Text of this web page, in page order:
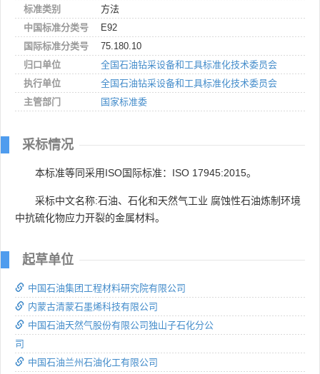
标准类别
方法
中国标准分类号
E92
国际标准分类号
75.180.10
归口单位
全国石油钻采设备和工具标准化技术委员会
执行单位
全国石油钻采设备和工具标准化技术委员会
主管部门
国家标准委
采标情况
本标准等同采用ISO国际标准：ISO 17945:2015。
采标中文名称:石油、石化和天然气工业 腐蚀性石油炼制环境
中抗硫化物应力开裂的金属材料。
起草单位
中国石油集团工程材料研究院有限公司
内蒙古清蒙石墨烯科技有限公司
中国石油天然气股份有限公司独山子石化分公
司
中国石油兰州石油化工有限公司